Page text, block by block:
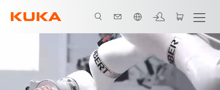
KUKA Estudios de caso en rehabilitación Servicio Robots